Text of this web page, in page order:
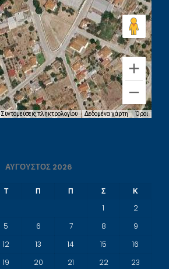
Συντομεύσεις πληκτρολογίου Δεδομένα χάρτη Όροι
ΑΎΓΟΥΣΤΟΣ 2026
Τ Π Π Σ
Κ
1
2
5 6 7 8
9
12 13 14 15
16
19 20 21 22 23